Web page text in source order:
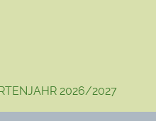
2026/2027